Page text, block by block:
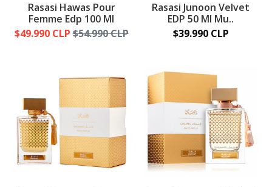
Rasasi Hawas Pour
Femme Edp 100 Ml
$49.990 CLP $54.990 CLP
Rasasi Junoon Velvet
EDP 50 Ml Mu..
$39.990 CLP